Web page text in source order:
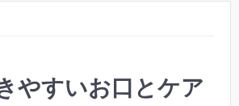
やすいお口とケア